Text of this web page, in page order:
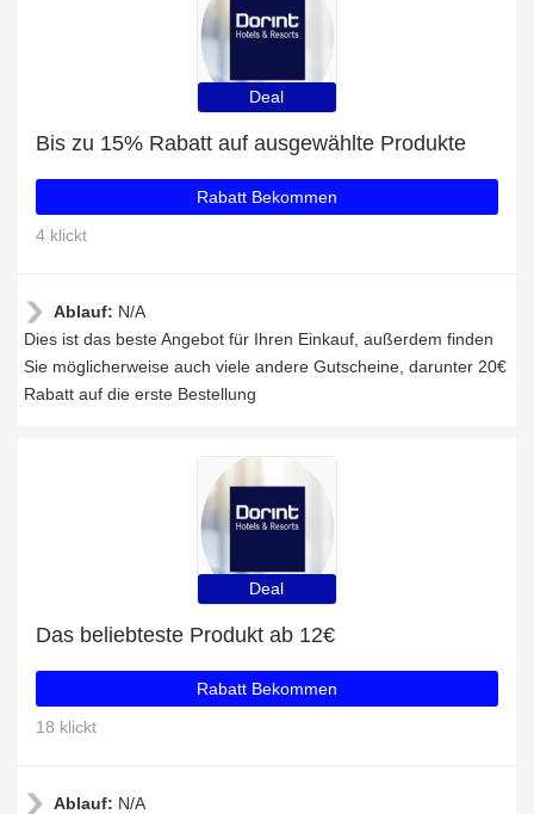
Deal
Bis zu 15% Rabatt auf ausgewählte Produkte
Rabatt Bekommen
4 klickt
Ablauf: N/A
Dies ist das beste Angebot für Ihren Einkauf, außerdem finden
Sie möglicherweise auch viele andere Gutscheine, darunter 20€
Rabatt auf die erste Bestellung
Deal
Das beliebteste Produkt ab 12€
Rabatt Bekommen
18 klickt
Ablauf: N/A